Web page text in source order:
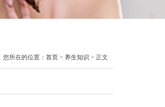
您所在的位置： 首页 > 养生知识 > 正文